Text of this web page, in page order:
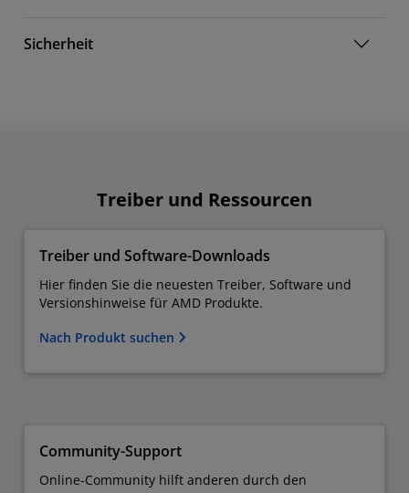
Sicherheit
Treiber und Ressourcen
Treiber und Software-Downloads
Hier finden Sie die neuesten Treiber, Software und
Versionshinweise für AMD Produkte.
Nach Produkt suchen
Community-Support
Online-Community hilft anderen durch den